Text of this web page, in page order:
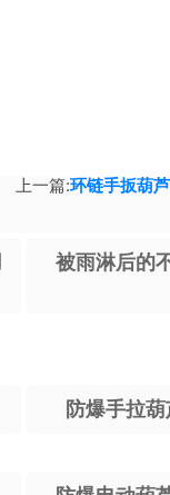
上一篇:环链手扳葫
被雨淋后的
防爆手拉